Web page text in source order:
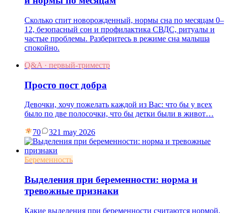
Сколько спит новорожденный, нормы сна по месяцам 0–
12, безопасный сон и профилактика СВДС, ритуалы и
частые проблемы. Разберитесь в режиме сна малыша
спокойно.
Q&A · первый-триместр
Просто пост добра
Девочки, хочу пожелать каждой из Вас: что бы у всех
было по две полосочки, что бы детки были в живот…
70 321 may 2026
Беременность
Выделения при беременности: норма и
тревожные признаки
Какие выделения при беременности считаются нормой,